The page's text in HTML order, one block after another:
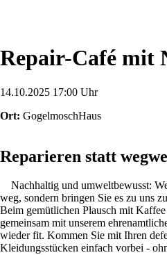
Repair-Café mit
14.10.2025 17:00 Uhr
Ort: GogelmoschHaus
Reparieren statt
Nachhaltig und umweltbewusst:
weg, sondern bringen Sie es zu uns
Beim gemütlichen Plausch mit
gemeinsam mit unserem
wieder fit. Kommen Sie mit Ihren
Kleidungsstücken einfach vorbei -